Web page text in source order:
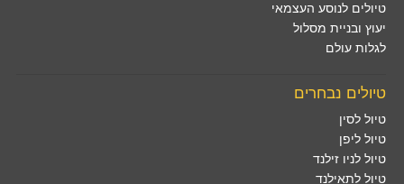
טיולים לנוסע העצמאי
יעוץ ובניית מסלול
לגלות עולם
טיולים נבחרים
טיול לסין
טיול ליפן
טיול לניו זילנד
טיול לתאילנד